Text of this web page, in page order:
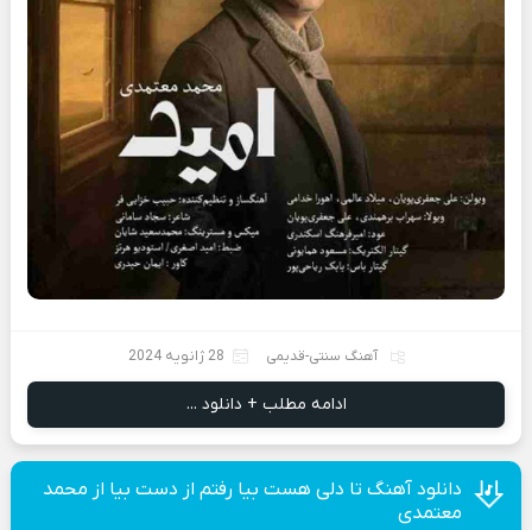
آهنگ سنتی-قدیمی 28 ژانویه 2024
ادامه مطلب + دانلود ...
دانلود آهنگ تا دلی هست بیا رفتم از دست بیا از محمد
معتمدی